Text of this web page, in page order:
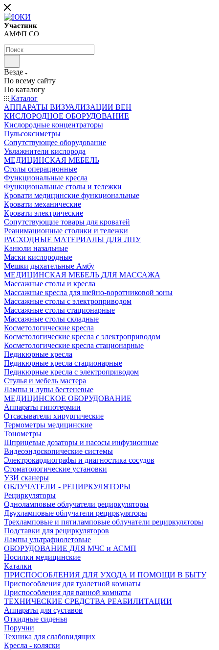
Участник
АМФП СО
Везде
По всему сайту
По каталогу
Каталог
АППАРАТЫ ВИЗУАЛИЗАЦИИ ВЕН
КИСЛОРОДНОЕ ОБОРУДОВАНИЕ
Кислородные концентраторы
Пульсоксиметры
Сопутствующее оборудование
Увлажнители кислорода
МЕДИЦИНСКАЯ МЕБЕЛЬ
Столы операционные
Функциональные кресла
Функциональные столы и тележки
Кровати медицинские функциональные
Кровати механические
Кровати электрические
Сопутствующие товары для кроватей
Реанимационные столики и тележки
РАСХОДНЫЕ МАТЕРИАЛЫ ДЛЯ ЛПУ
Канюли назальные
Маски кислородные
Мешки дыхательные Амбу
МЕДИЦИНСКАЯ МЕБЕЛЬ ДЛЯ МАССАЖА
Массажные столы и кресла
Массажные кресла для шейно-воротниковой зоны
Массажные столы с электроприводом
Массажные столы стационарные
Массажные столы складные
Косметологические кресла
Косметологические кресла с электроприводом
Косметологические кресла стационарные
Педикюрные кресла
Педикюрные кресла стационарные
Педикюрные кресла с электроприводом
Стулья и мебель мастера
Лампы и лупы бестеневые
МЕДИЦИНСКОЕ ОБОРУДОВАНИЕ
Аппараты гипотермии
Отсасыватели хирургические
Термометры медицинские
Тонометры
Шприцевые дозаторы и насосы инфузионные
Видеоэндоскопические системы
Электрокардиографы и диагностика сосудов
Стоматологические установки
УЗИ сканеры
ОБЛУЧАТЕЛИ - РЕЦИРКУЛЯТОРЫ
Рециркуляторы
Одноламповые облучатели рециркуляторы
Двухламповые облучатели рециркуляторы
Трехламповые и пятиламповые облучатели рециркуляторы
Подставки для рециркуляторов
Лампы ультрафиолетовые
ОБОРУДОВАНИЕ ДЛЯ МЧС и АСМП
Носилки медицинские
Каталки
ПРИСПОСОБЛЕНИЯ ДЛЯ УХОДА И ПОМОЩИ В БЫТУ
Приспособления для туалетной комнаты
Приспособления для ванной комнаты
ТЕХНИЧЕСКИЕ СРЕДСТВА РЕАБИЛИТАЦИИ
Аппараты для суставов
Откидные сиденья
Поручни
Техника для слабовидящих
Кресла - коляски